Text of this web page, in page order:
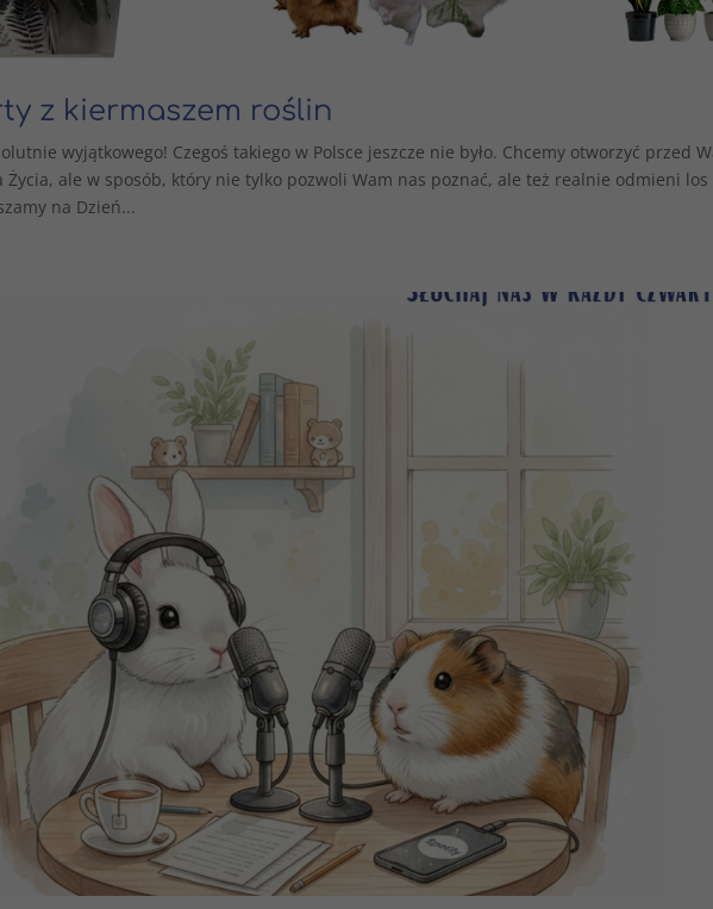
z kiermaszem roślin
wyjątkowego! Czegoś takiego w Polsce jeszcze nie było. Chcemy otworzyć przed
Życia, ale w sposób, który nie tylko pozwoli Wam nas poznać, ale też realnie odmieni los
na Dzień...